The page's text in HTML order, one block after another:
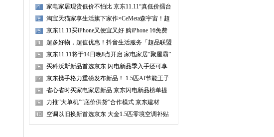
家电家居现货低价不怕比 京东11.11“真低价擂台
淘宝天猫家享生活旗下家作×CeMeta森宇宙！超
强A
京东11.11买iPhone又便宜又好 购iPhone 16免费
超多好物，超值优惠！抖音生活服务「超品联盟
·嗨
京东11.11将于14日晚8点开启 家电家居“聚屋霸”
买科沃斯新品首选京东 闪电新品季入手还可享
买1
京东携手格力重磅发布新品！ 1.5匹AI节能王子
空
省心省时买家电家居新品 京东闪电新品榜单提
供专
力推“大单机”“底价供货”合作模式 京东建材
空调以旧换新首选京东 大金1.5匹零境空调补贴
后